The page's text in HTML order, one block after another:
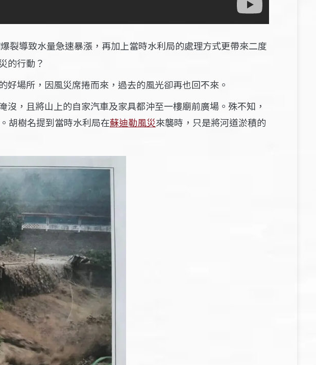
裂導致水量急速暴漲，再加上當時水利局的處理方式更帶來二度
的行動？
好場所，因風災席捲而來，過去的風光卻再也回不來。
，且將山上的自家汽車及家具都沖至一樓廟前廣場。殊不知，
胡樹名提到當時水利局在蘇迪勒風災來襲時，只是將河道淤積的